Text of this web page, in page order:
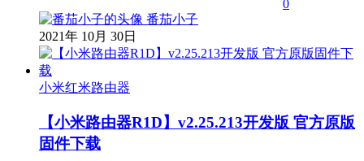
0
番茄小子
2021年 10月 30日
小米红米路由器
【小米路由器R1D】v2.25.213开发版 官方原版
固件下载